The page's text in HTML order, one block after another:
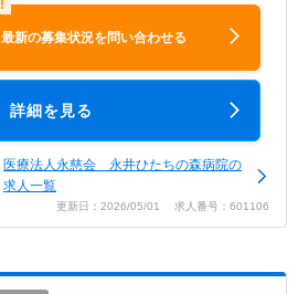
最新の募集状況を問い合わせる
詳細を見る
医療法人永慈会 永井ひたちの森病院の
求人一覧
更新日：2026/05/01 求人番号：601106